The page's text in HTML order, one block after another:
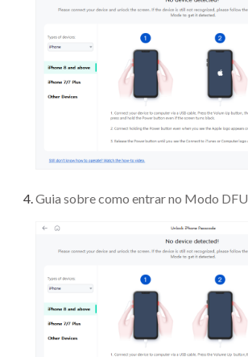
Guia sobre como entrar no Modo DFU.